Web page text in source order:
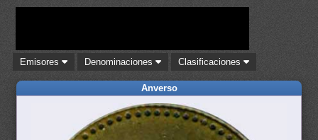
Emisores Denominaciones Clasificaciones
Anverso